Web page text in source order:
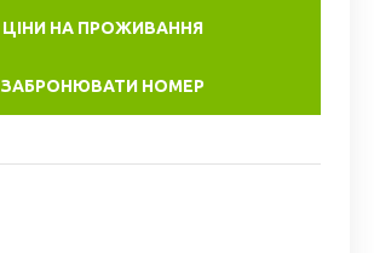
ЦІНИ НА ПРОЖИВАННЯ
ЗАБРОНЮВАТИ НОМЕР